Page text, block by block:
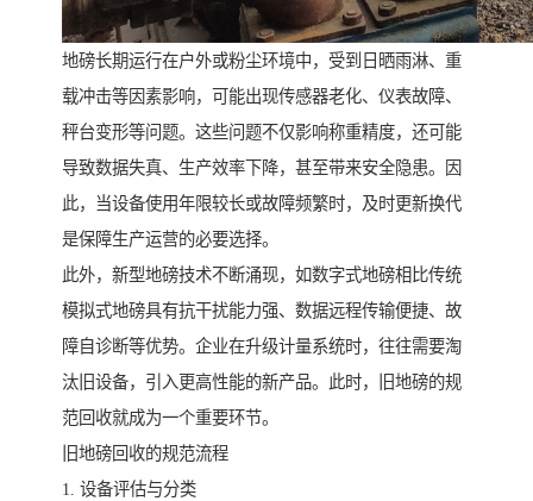
地磅长期运行在户外或粉尘环境中，受到日晒雨淋、重
载冲击等因素影响，可能出现传感器老化、仪表故障、
秤台变形等问题。这些问题不仅影响称重精度，还可能
导致数据失真、生产效率下降，甚至带来安全隐患。因
此，当设备使用年限较长或故障频繁时，及时更新换代
是保障生产运营的必要选择。
此外，新型地磅技术不断涌现，如数字式地磅相比传统
模拟式地磅具有抗干扰能力强、数据远程传输便捷、故
障自诊断等优势。企业在升级计量系统时，往往需要淘
汰旧设备，引入更高性能的新产品。此时，旧地磅的规
范回收就成为一个重要环节。
旧地磅回收的规范流程
1. 设备评估与分类